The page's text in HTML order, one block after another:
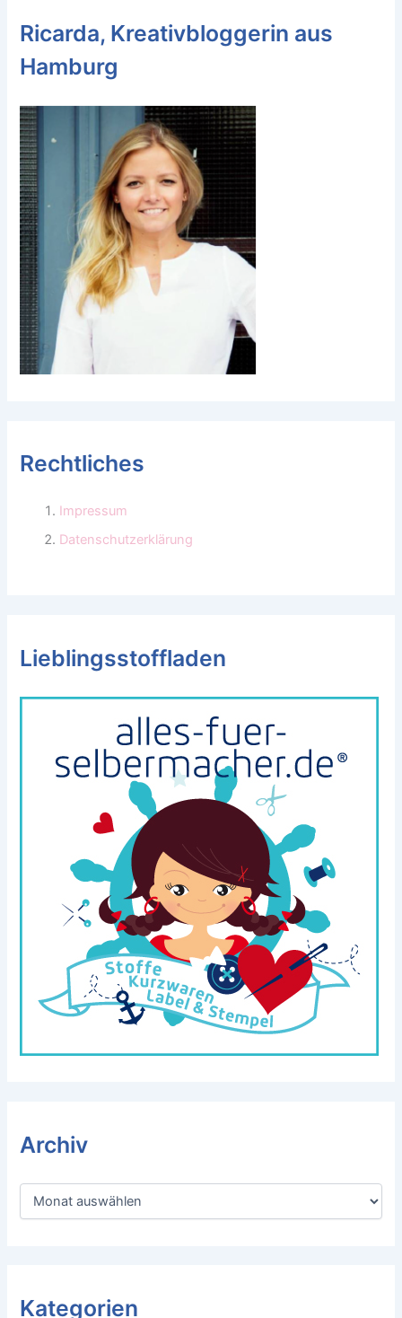
Ricarda, Kreativbloggerin aus
Hamburg
Rechtliches
Impressum
Datenschutzerklärung
Lieblingsstoffladen
Archiv
A
Kategorien